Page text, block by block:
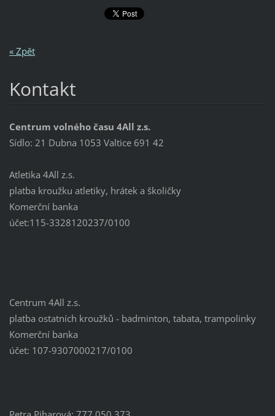
« Zpět
Kontakt
Centrum volného času 4All z.s.
Sídlo: 21 Dubna 1053 Valtice 691 42
Atletika 4All z.s.
platba kroužku atletiky, hrátek a školičky
Komerční banka
účet:115-3328120237/0100
Centrum 4All z.s.
platba ostatních kroužků - badminton, tabata, trampolinky
Komerční banka
účet: 107-9307000217/0100